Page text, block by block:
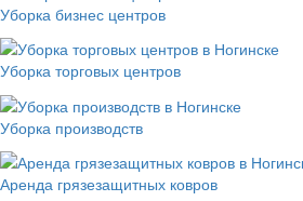
Уборка бизнес центров
Уборка торговых центров
Уборка производств
Аренда грязезащитных ковров